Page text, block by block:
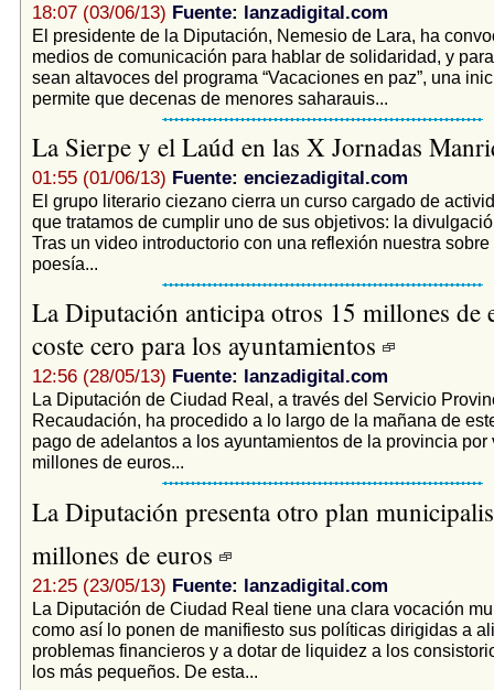
18:07 (03/06/13) Fuente: lanzadigital.com
El presidente de la Diputación, Nemesio de Lara, ha
medios de comunicación para hablar de solidaridad, y
sean altavoces del programa “Vacaciones en paz”, una
permite que decenas de menores saharauis...
La Sierpe y el Laúd en las X Jornadas
01:55 (01/06/13) Fuente: enciezadigital.com
El grupo literario ciezano cierra un curso cargado de
que tratamos de cumplir uno de sus objetivos: la
Tras un video introductorio con una reflexión nuestra
poesía...
La Diputación anticipa otros 15 millones de
coste cero para los ayuntamientos
12:56 (28/05/13) Fuente: lanzadigital.com
La Diputación de Ciudad Real, a través del Servicio
Recaudación, ha procedido a lo largo de la mañana de
pago de adelantos a los ayuntamientos de la provincia por
millones de euros...
La Diputación presenta otro plan
millones de euros
21:25 (23/05/13) Fuente: lanzadigital.com
La Diputación de Ciudad Real tiene una clara vocación
como así lo ponen de manifiesto sus políticas dirigidas a
problemas financieros y a dotar de liquidez a los
los más pequeños. De esta...